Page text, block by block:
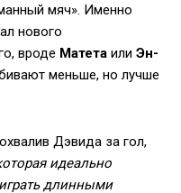
мяч». Именно
нового
вроде Матета или Эн-
меньше, но лучше
Дэвида за гол,
идеально
длинными